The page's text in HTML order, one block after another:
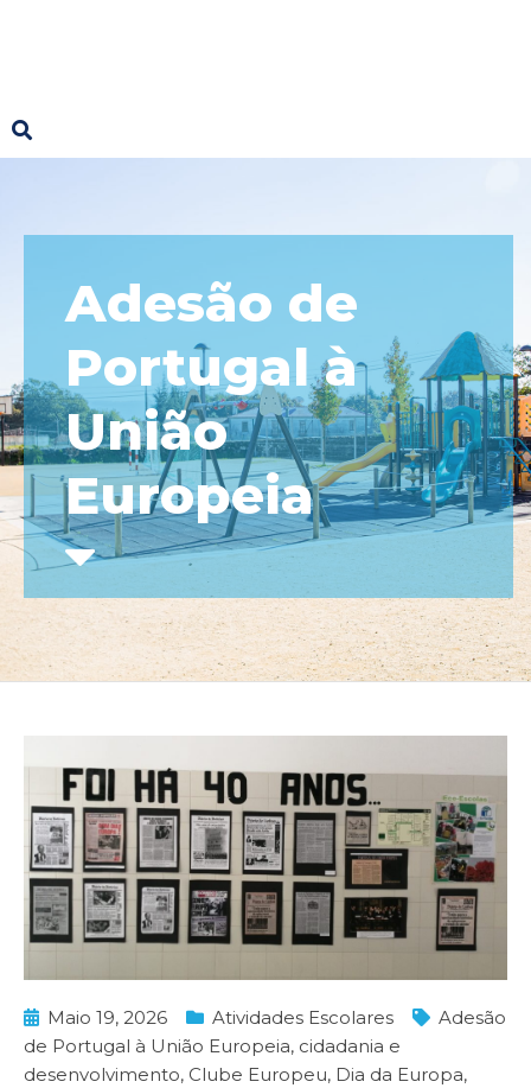
Adesão de
Portugal à
União
Europeia
Maio 19, 2026 Atividades Escolares
Adesão
de Portugal à União Europeia, cidadania e
desenvolvimento, Clube Europeu, Dia da Europa,